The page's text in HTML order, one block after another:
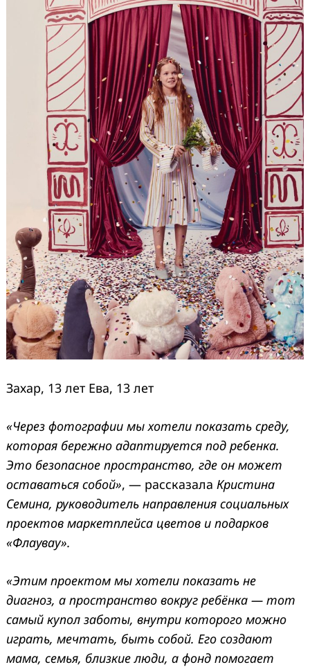
Захар, 13 лет Ева, 13 лет
«Через фотографии мы хотели показать среду,
которая бережно адаптируется под ребенка.
Это безопасное пространство, где он может
оставаться собой», — рассказала Кристина
Семина, руководитель направления социальных
проектов маркетплейса цветов и подарков
«Флаувау».
«Этим проектом мы хотели показать не
диагноз, а пространство вокруг ребёнка — тот
самый купол заботы, внутри которого можно
играть, мечтать, быть собой. Его создают
мама, семья, близкие люди, а фонд помогает